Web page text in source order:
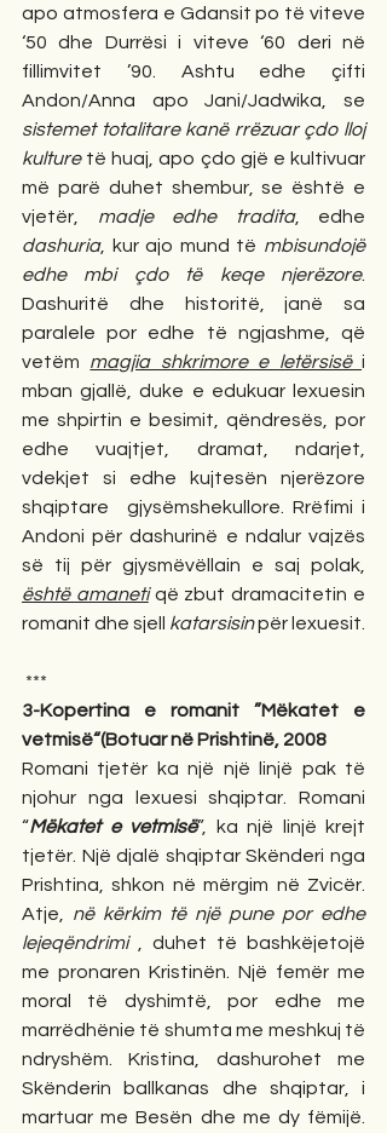
apo atmosfera e Gdansit po të viteve
‘50 dhe Durrësi i viteve ‘60 deri në
fillimvitet ’90. Ashtu edhe çifti
sistemet totalitare kanë rrëzuar çdo lloj
kulture të huaj, apo çdo gjë e kultivuar
më parë duhet shembur, se është e
vjetër, madje edhe tradita
dashuria, kur ajo mund të mbisundojë
edhe mbi çdo të keqe njerëzore.
Dashuritë dhe historitë, janë sa
paralele por edhe të ngjashme, që
vetëm magjia shkrimore e letërsisë i
mban gjallë, duke e edukuar lexuesin
me shpirtin e besimit, qëndresës, por
edhe vuajtjet, dramat, ndarjet,
vdekjet si edhe kujtesën njerëzore
shqiptare  gjysëmshekullore. Rrëfimi i
Andoni për dashurinë e ndalur vajzës
është amaneti që zbut dramacitetin e
romanit dhe sjell
katarsisin
***
3-Kopertina e romanit ”Mëkatet e
vetmisë“(Botuar në Prishtinë, 2008
Romani tjetër ka një një linjë pak të
njohur nga lexuesi shqiptar. Romani
“Mëkatet e vetmisë”, ka një linjë krejt
tjetër. Një djalë shqiptar Skënderi nga
Prishtina, shkon në mërgim në Zvicër.
Atje, në kërkim të një pune por edhe
lejeqëndrimi , duhet të bashkëjetojë
me pronaren Kristinën. Një femër me
moral të dyshimtë, por edhe me
marrëdhënie të shumta me meshkuj të
ndryshëm. Kristina, dashurohet me
Skënderin ballkanas dhe shqiptar, i
martuar me Besën dhe me dy fëmijë.